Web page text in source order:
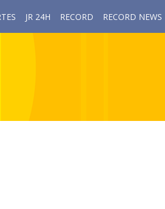
JR 24H RECORD RECORD NEWS